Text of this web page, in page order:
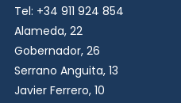
Tel: +34 911 924 854
Alameda, 22
Gobernador, 26
Serrano Anguita, 13
Javier Ferrero, 10